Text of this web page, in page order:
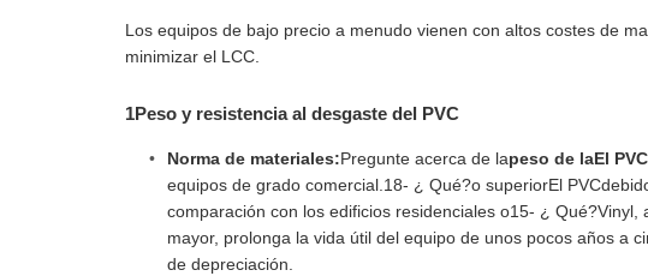
Los equipos de bajo precio a menudo vienen con altos costes de
minimizar el LCC.
1Peso y resistencia al desgaste del PVC
Norma de materiales:Pregunte acerca de lapeso de laEl PVC
equipos de grado comercial. 18- ¿ Qué?o superiorEl PVC
comparación con los edificios residenciales o15- ¿ Qué?Vinyl,
mayor, prolonga la vida útil del equipo de unos pocos años a
de depreciación.